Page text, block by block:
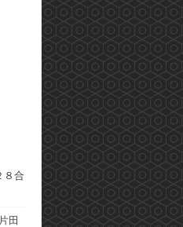
８合
田